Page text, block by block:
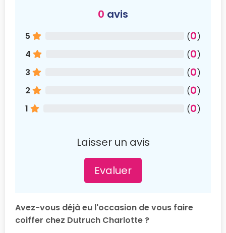
0 avis
5 (0)
4
(0)
3
(0)
2
(0)
1
(0)
Laisser un avis
Evaluer
Avez-vous déjà eu l'occasion de vous faire
coiffer chez Dutruch Charlotte ?